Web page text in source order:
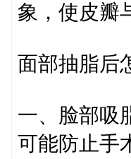
象，使皮瓣
面部抽脂后
一、脸部吸
可能防止手